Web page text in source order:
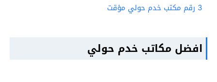
3 رقم مكتب خدم حولي مؤقت
افضل مكاتب خدم حولي